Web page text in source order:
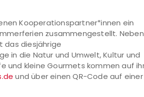
Kooperationspartner*innen ein
zusammengestellt. Neben
das diesjährige
in die Natur und Umwelt, Kultur und
und kleine Gourmets kommen auf
und über einen QR-Code auf einer